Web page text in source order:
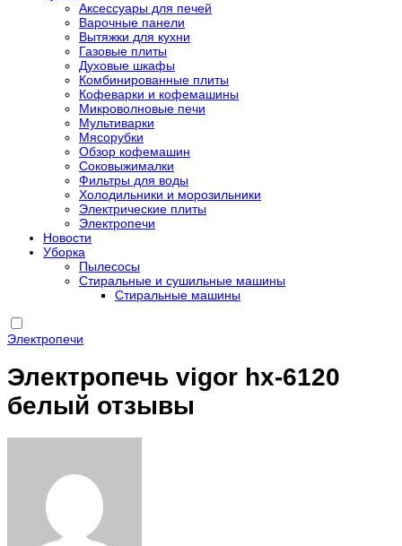
Аксессуары для печей
Варочные панели
Вытяжки для кухни
Газовые плиты
Духовые шкафы
Комбинированные плиты
Кофеварки и кофемашины
Микроволновые печи
Мультиварки
Мясорубки
Обзор кофемашин
Соковыжималки
Фильтры для воды
Холодильники и морозильники
Электрические плиты
Электропечи
Новости
Уборка
Пылесосы
Стиральные и сушильные машины
Стиральные машины
Электропечи
Электропечь vigor hx-6120
белый отзывы